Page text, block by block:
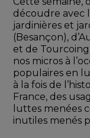
découdre avec
jardinières et
(Besançon),
et de
nos micros à
populaires en
à la fois de
France, des
luttes menées
inutiles menés